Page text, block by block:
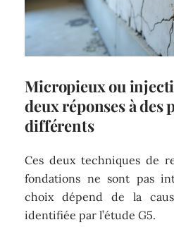
Micropieux ou
deux réponses à des
différents
Ces deux techniques de
fondations ne sont pas
choix dépend de la
identifiée par l’étude G5.